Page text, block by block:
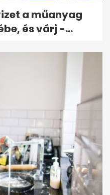
a műanyag
és várj -...